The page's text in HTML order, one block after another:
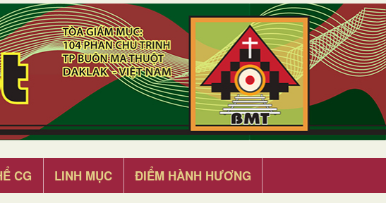
CG LINH MỤC ĐIỂM HÀNH HƯƠNG